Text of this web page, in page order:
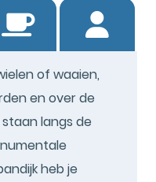
of waaien,
en over de
langs de
heb je